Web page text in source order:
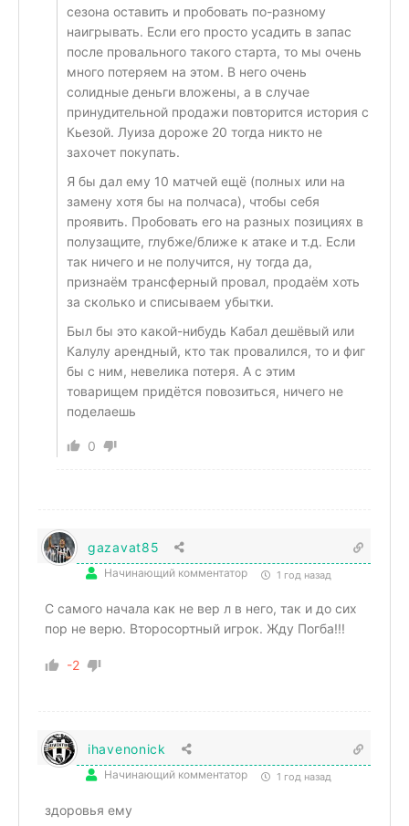
сезона оставить и пробовать по-разному
наигрывать. Если его просто усадить в запас
после провального такого старта, то мы очень
много потеряем на этом. В него очень
солидные деньги вложены, а в случае
принудительной продажи повторится история с
Кьезой. Луиза дороже 20 тогда никто не
захочет покупать.
Я бы дал ему 10 матчей ещё (полных или на
замену хотя бы на полчаса), чтобы себя
проявить. Пробовать его на разных позициях в
полузащите, глубже/ближе к атаке и т.д. Если
так ничего и не получится, ну тогда да,
признаём трансферный провал, продаём хоть
за сколько и списываем убытки.
Был бы это какой-нибудь Кабал дешёвый или
Калулу арендный, кто так провалился, то и фиг
бы с ним, невелика потеря. А с этим
товарищем придётся повозиться, ничего не
поделаешь
0
gazavat85
Начинающий комментатор 1 год назад
С самого начала как не вер л в него, так и до сих
пор не верю. Второсортный игрок. Жду Погба!!!
-2
ihavenonick
Начинающий комментатор 1 год назад
здоровья ему